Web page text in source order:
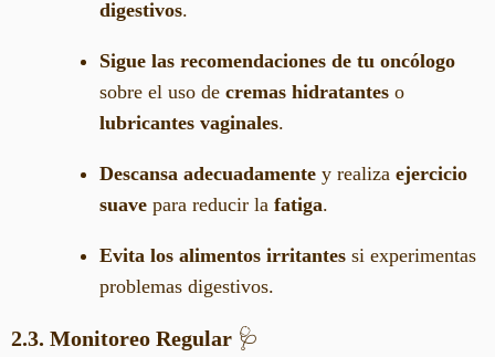
digestivos.
Sigue las recomendaciones de tu oncólogo
sobre el uso de cremas hidratantes o
lubricantes vaginales.
Descansa adecuadamente y realiza ejercicio
suave para reducir la fatiga.
Evita los alimentos irritantes si experimentas
problemas digestivos.
2.3. Monitoreo Regular 🩺